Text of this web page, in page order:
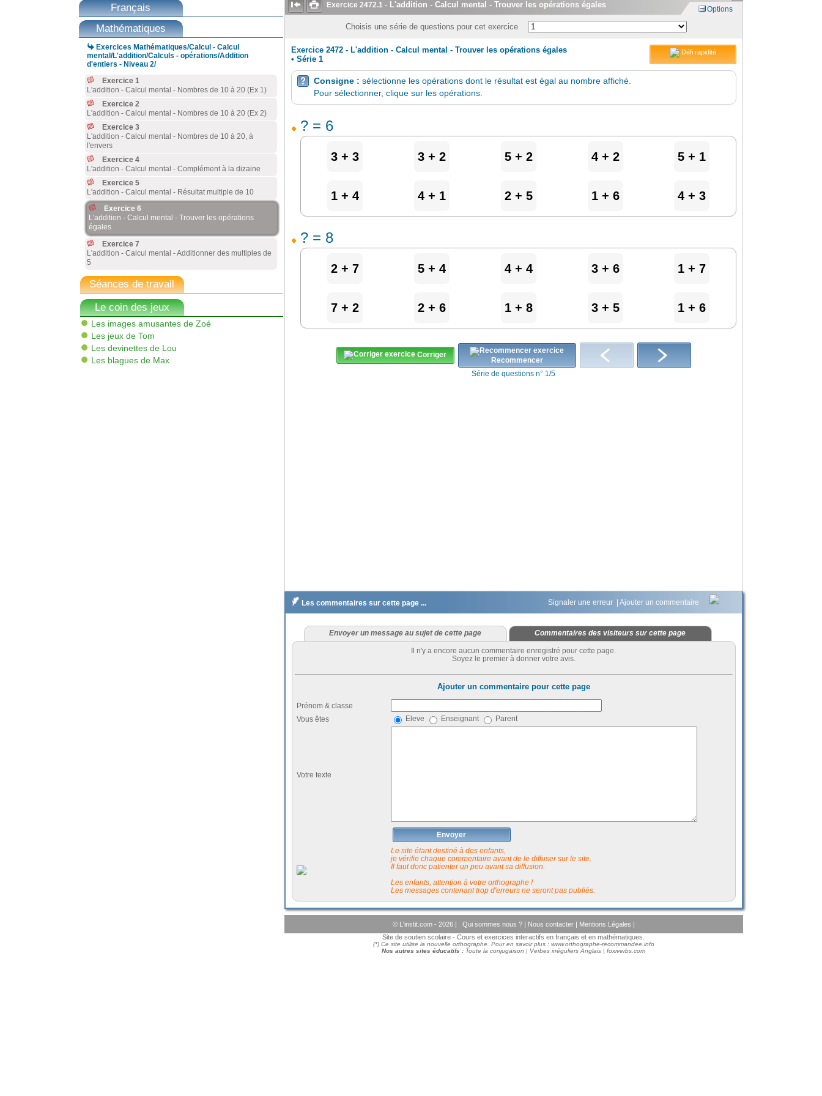
Français
Mathématiques
 Exercices Mathématiques/Calcul - Calcul
mental/L'addition/Calculs - opérations/Addition
d'entiers - Niveau 2/
Exercice 1
L'addition - Calcul mental - Nombres de 10 à 20 (Ex 1)
Exercice 2
L'addition - Calcul mental - Nombres de 10 à 20 (Ex 2)
Exercice 3
L'addition - Calcul mental - Nombres de 10 à 20, à
l'envers
Exercice 4
L'addition - Calcul mental - Complément à la dizaine
Exercice 5
L'addition - Calcul mental - Résultat multiple de 10
Exercice 6
L'addition - Calcul mental - Trouver les opérations
égales
Exercice 7
L'addition - Calcul mental - Additionner des multiples de
5
Séances de travail
Le coin des jeux
Les images amusantes de Zoé
Les jeux de Tom
Les devinettes de Lou
Les blagues de Max
  Exercice 2472.1- L'addition - Calcul mental - Trouver les opérations égales Options
Choisis une série de questions pour cet exercice
Défi rapidité
Exercice 2472 - L'addition - Calcul mental - Trouver les opérations égales
• Série 1
 Consigne : sélectionne les opérations dont le résultat est égal au nombre affiché.
Pour sélectionner, clique sur les opérations.
? = 6
3 + 3 3 + 2 5 + 2 4 + 2 5 + 1
1 + 4 4 + 1 2 + 5 1 + 6 4 + 3
? = 8
2 + 7 5 + 4 4 + 4 3 + 6 1 + 7
7 + 2 2 + 6 1 + 8 3 + 5 1 + 6
Corriger
Recommencer
Série de questions n° 1/5
 Les commentaires sur cette page ... Signaler une erreur Ajouter un commentaire
Envoyer un message au sujet de cette page Commentaires des visiteurs sur cette page
Il n'y a encore aucun commentaire enregistré pour cette page.
Soyez le premier à donner votre avis.
Ajouter un commentaire pour cette page
Prénom & classe
Vous êtes
Eleve Enseignant Parent
Votre texte
Envoyer
Le site étant destiné à des enfants,
je vérifie chaque commentaire avant de le diffuser sur le site.
Il faut donc patienter un peu avant sa diffusion.
Les enfants, attention à votre orthographe !
Les messages contenant trop d'erreurs ne seront pas publiés.
© L'instit.com - 2026 | Qui sommes nous ? Nous contacter Mentions Légales
Site de soutien scolaire - Cours et exercices interactifs en français et en mathématiques.
(*) Ce site utilise la nouvelle orthographe. Pour en savoir plus : www.orthographe-recommandee.info
Nos autres sites éducatifs : Toute la conjugaison | Verbes irréguliers Anglais | foxiverbs.com